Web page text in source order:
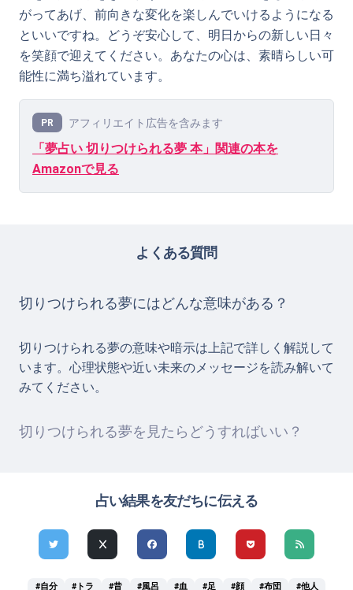
がってあげ、前向きな変化を楽しんでいけるようになる
といいですね。どうぞ安心して、明日からの新しい日々
を笑顔で迎えてください。あなたの心は、素晴らしい可
能性に満ち溢れています。
PR アフィリエイト広告を含みます
「夢占い 切りつけられる夢 本」関連の本を
Amazonで見る
よくある質問
切りつけられる夢にはどんな意味がある？
切りつけられる夢の意味や暗示は上記で詳しく解説して
います。心理状態や近い未来のメッセージを読み解いて
みてください。
切りつけられる夢を見たらどうすればいい？
占い結果を友だちに伝える
#自分 #トラ #昔 #風呂 #血 #足 #顔 #布団 #他人